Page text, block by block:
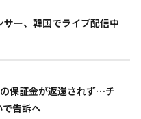
ー、韓国でライブ配信中
保証金が返還されず…チ
で告訴へ